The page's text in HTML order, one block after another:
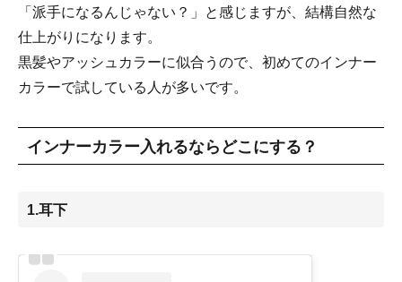
「派手になるんじゃない？」と感じますが、結構自然な
仕上がりになります。
黒髪やアッシュカラーに似合うので、初めてのインナー
カラーで試している人が多いです。
インナーカラー入れるならどこにする？
1.耳下